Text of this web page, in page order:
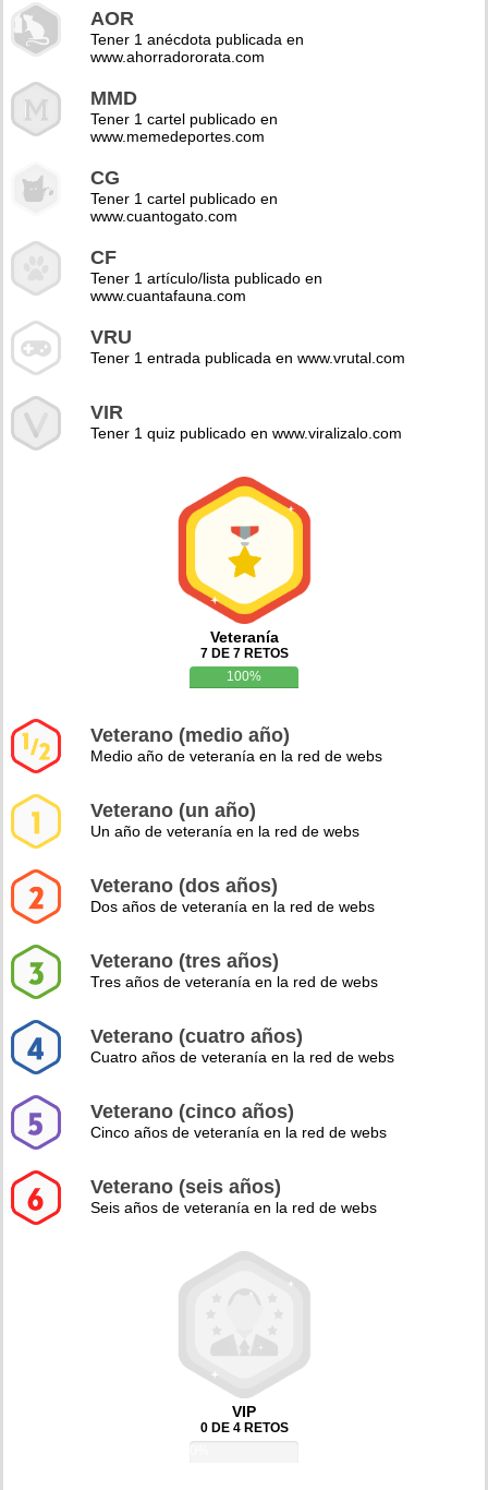
AOR
Tener 1 anécdota publicada en
www.ahorradororata.com
MMD
Tener 1 cartel publicado en
www.memedeportes.com
CG
Tener 1 cartel publicado en
www.cuantogato.com
CF
Tener 1 artículo/lista publicado en
www.cuantafauna.com
VRU
Tener 1 entrada publicada en www.vrutal.com
VIR
Tener 1 quiz publicado en www.viralizalo.com
Veteranía
7 DE 7 RETOS
100%
Veterano (medio año)
Medio año de veteranía en la red de webs
Veterano (un año)
Un año de veteranía en la red de webs
Veterano (dos años)
Dos años de veteranía en la red de webs
Veterano (tres años)
Tres años de veteranía en la red de webs
Veterano (cuatro años)
Cuatro años de veteranía en la red de webs
Veterano (cinco años)
Cinco años de veteranía en la red de webs
Veterano (seis años)
Seis años de veteranía en la red de webs
VIP
0 DE 4 RETOS